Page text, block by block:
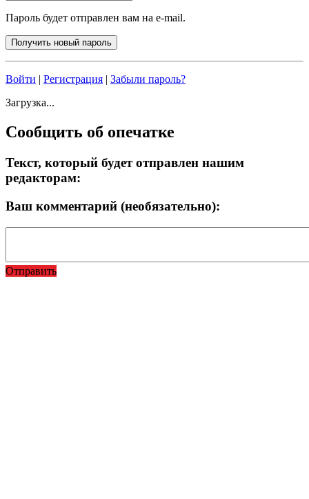
Пароль будет отправлен вам на e-mail.
Войти Регистрация
Забыли пароль?
Загрузка...
Сообщить об опечатке
Текст, который будет отправлен нашим
редакторам:
Ваш комментарий (необязательно):
Отправить